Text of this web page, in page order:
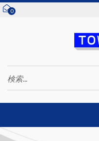
0